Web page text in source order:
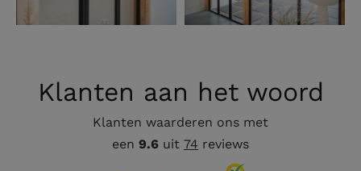
Klanten aan het woord
Klanten waarderen ons met
een 9.6 uit 74 reviews